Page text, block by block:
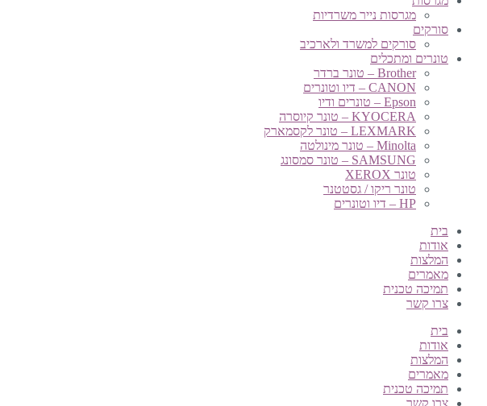
מגרסות נייר משרדיות
סורקים
סורקים למשרד ולארכיב
טונרים ומתכלים
Brother – טונר ברדר
CANON – דיו וטונרים
Epson – טונרים ודיו
KYOCERA – טונר קיוסרה
LEXMARK – טונר לקסמארק
Minolta – טונר מינולטה
SAMSUNG – טונר סמסונג
טונר XEROX
טונר ריקו / גסטטנר
HP – דיו וטונרים
בית
אודות
המלצות
מאמרים
תמיכה טכנית
צרו קשר
בית
אודות
המלצות
מאמרים
תמיכה טכנית
צרו קשר